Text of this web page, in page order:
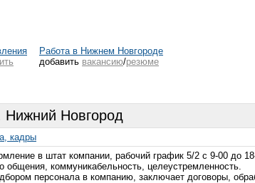
Работа в Нижнем Новгороде
добавить вакансию/резюме
Нижний Новгород
кадры
в штат компании, рабочий график 5/2 с 9-00 до
общения, коммуникабельность, целеустремленность.
персонала в компанию, заключает договоры,